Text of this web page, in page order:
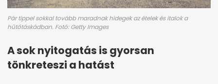
Pár tippel sokkal tovább maradnak hidegek az ételek és italok a
hűtőtáskádban. Fotó: Getty Images
A sok nyitogatás is gyorsan
tönkreteszi a hatást